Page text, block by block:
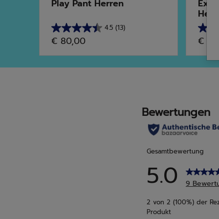
Play Pant Herren
4.5 (13)
4.5
von
5
Sternen.
€ 80,00
Her...
4.6
von
5
€